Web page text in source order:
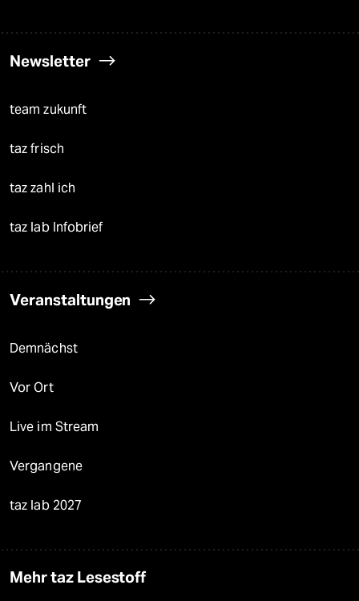
Newsletter
team zukunft
taz frisch
taz zahl ich
taz lab Infobrief
Veranstaltungen
Demnächst
Vor Ort
Live im Stream
Vergangene
taz lab 2027
Mehr taz Lesestoff